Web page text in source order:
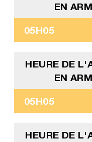
EN
05H05
HEURE DE
EN
05H05
HEURE DE